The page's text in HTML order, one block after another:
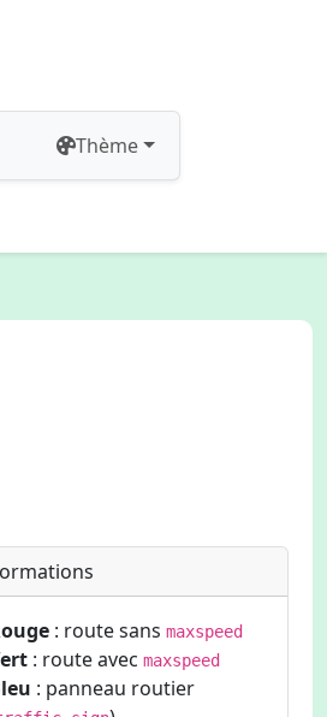
Thème
: route sansmaxspeed
: route avecmaxspeed
: panneau routier